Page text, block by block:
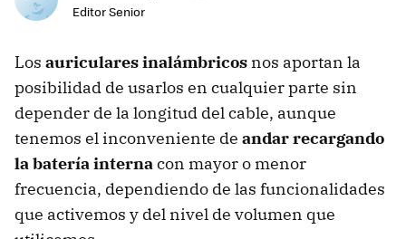
Editor Senior
Los auriculares inalámbricos nos aportan la
posibilidad de usarlos en cualquier parte sin
depender de la longitud del cable, aunque
tenemos el inconveniente de andar recargando
la batería internacon mayor o menor
frecuencia, dependiendo de las funcionalidades
que activemos y del nivel de volumen que